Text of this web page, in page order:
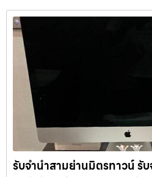
เป็นรุ่นเรือธง สภาพดี
ร้านยังสามารถ รับ
Pixel ได้ค่ะ ปัจจัยที่ทำให้โทรศัพท์รับจำนำไ
จำนำ ควรเช็กสิ่งเหล่านี้ค่ะ รุ่นใหม่หรือรุ่นเรือ
แตก แบตไม่เสื่อมหนัก อุปกรณ์ครบ (กล่อง
/ Google Account ยิ่งสภาพดี ราคาจำนำ
JumnumPlus ดีอย่างไร ที่ JumnumPlus เ
ทุกแบรนด์ ทุกระบบ ✔ ประเมินราคาฟรี✔ ให้
ราคา✔…
ใช้ไฟฟ้า บริการครอบคลุมพื้นที่ ลาดพร้าว แ
รามอินทรา บางนา รับจำนำเทอร์มินัล21อโศ
ลาดพร้าว แจ้งวัฒนะ สีลม รัชดา บางแค รา
JumnumPlus.com บริการรับจำนำที่เชื่อถื
ถือ โน้ตบุ๊ก เครื่องใช้ไฟฟ้า และสินทรัพย์มีค่า
(JumnumPlus) เมื่อคุณต้องการเงินด่วน เ
จำนำสินค้าทุกประเภทอย่างครบวงจร — ไ
โน้ตบุ๊ก เครื่องใช้ไฟฟ้า หรือ สินทรัพย์มีค่าอื่
เป็นธรรม ให้ราคาสูง และจ่ายเงินสดรวดเร็
การให้บริการที่ โปร่งใส ปลอดภัย เชื่อถือไ
ภายในสถานที่ที่มีระบบรักษาความปลอดภั
พร้อมให้คำปรึกษาอย่างมืออาชีพ คุณได้รับเ
บริการของเราออกแบบมาเพื่อตอบโจทย์ลูก
รับจำนำสามย่านมิตรทาวน์ รั